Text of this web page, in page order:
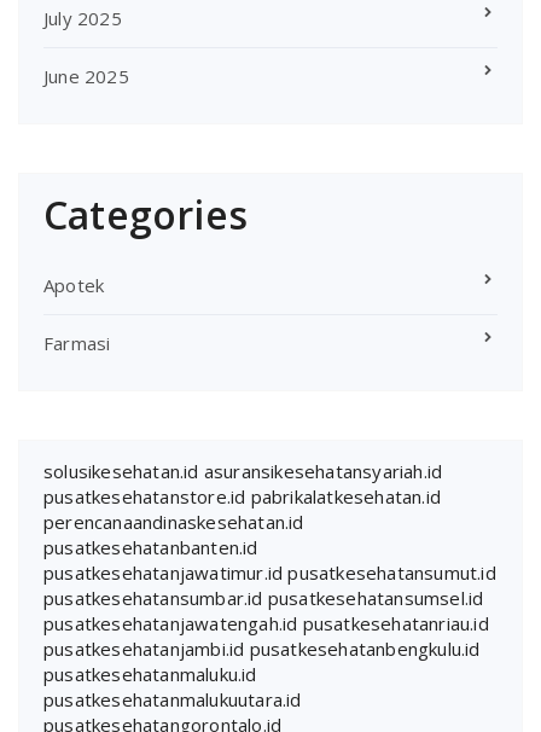
July 2025
June 2025
Categories
Apotek
Farmasi
solusikesehatan.id asuransikesehatansyariah.id
pusatkesehatanstore.id pabrikalatkesehatan.id
perencanaandinaskesehatan.id
pusatkesehatanbanten.id
pusatkesehatanjawatimur.id pusatkesehatansumut.id
pusatkesehatansumbar.id pusatkesehatansumsel.id
pusatkesehatanjawatengah.id pusatkesehatanriau.id
pusatkesehatanjambi.id pusatkesehatanbengkulu.id
pusatkesehatanmaluku.id
pusatkesehatanmalukuutara.id
pusatkesehatangorontalo.id